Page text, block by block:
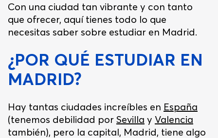
Con una ciudad tan vibrante y con tanto
que ofrecer, aquí tienes todo lo que
necesitas saber sobre estudiar en Madrid.
¿POR QUÉ ESTUDIAR EN
MADRID?
Hay tantas ciudades increíbles en España
(tenemos debilidad por Sevilla y Valencia
también), pero la capital, Madrid, tiene algo